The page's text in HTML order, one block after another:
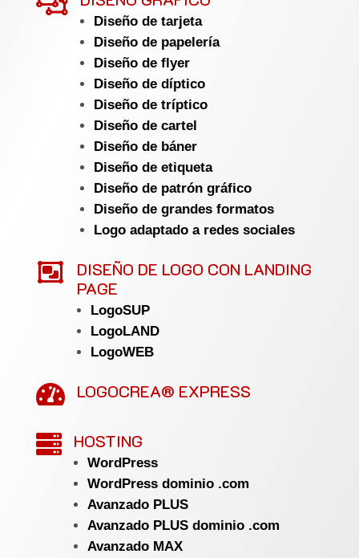
Diseño de tarjeta
Diseño de papelería
Diseño de flyer
Diseño de díptico
Diseño de tríptico
Diseño de cartel
Diseño de báner
Diseño de etiqueta
Diseño de patrón gráfico
Diseño de grandes formatos
Logo adaptado a redes sociales

DISEÑO DE LOGO CON LANDING
PAGE
LogoSUP
LogoLAND
LogoWEB
 LOGOCREA® EXPRESS
 HOSTING
WordPress
WordPress dominio .com
Avanzado PLUS
Avanzado PLUS dominio .com
Avanzado MAX